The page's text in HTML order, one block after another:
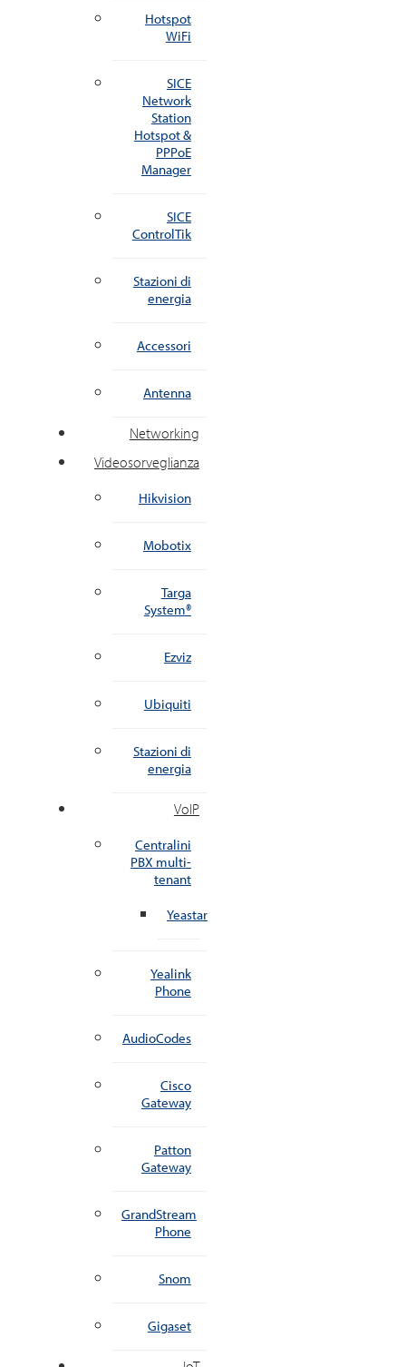
Hotspot
WiFi
SICE
Network
Station
Hotspot &
PPPoE
Manager
SICE
ControlTik
Stazioni di
energia
Accessori
Antenna
Networking
Videosorveglianza
Hikvision
Mobotix
Targa
System®
Ezviz
Ubiquiti
Stazioni di
energia
VoIP
Centralini
PBX multi-
tenant
Yeastar
Yealink
Phone
AudioCodes
Cisco
Gateway
Patton
Gateway
GrandStream
Phone
Snom
Gigaset